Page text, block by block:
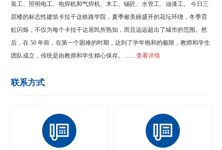
装工、照明电工、电焊机和气焊机、木工、锡匠、水管工、油漆工。 今日三
层楼的标志性建筑卡拉干达铁路学院，夏季被美丽盛开的花坛环绕，冬季霓
虹闪烁，不仅为每个卡拉干达居民所熟知，而且远远超出了城市的范围。然
后，在 50 年前，在第一个困难的时期，达到了学年饱和的极限，教师和学生
团队成立，传统是由教师和学生精心保存。 ...... 查看详情
联系方式